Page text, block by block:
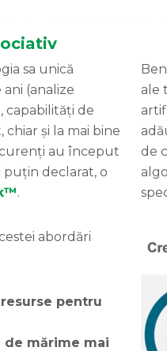
sa unică
(analize
capabilități de
și la mai bine
au început
puțin declarat, o
.
abordări
pentru
mărime mai
ale
de